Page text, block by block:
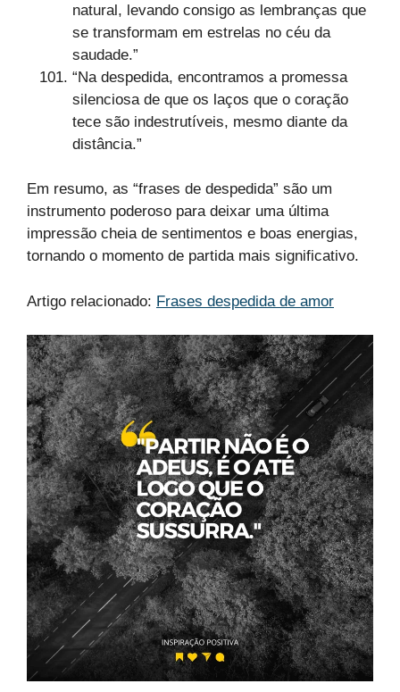
natural, levando consigo as lembranças que
se transformam em estrelas no céu da
saudade.”
“Na despedida, encontramos a promessa
silenciosa de que os laços que o coração
tece são indestrutíveis, mesmo diante da
distância.”
Em resumo, as “frases de despedida” são um
instrumento poderoso para deixar uma última
impressão cheia de sentimentos e boas energias,
tornando o momento de partida mais significativo.
Artigo relacionado: Frases despedida de amor